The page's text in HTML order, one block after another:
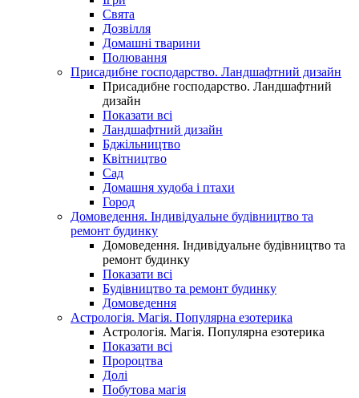
Свята
Дозвілля
Домашні тварини
Полювання
Присадибне господарство. Ландшафтний дизайн
Присадибне господарство. Ландшафтний
дизайн
Показати всі
Ландшафтний дизайн
Бджільництво
Квітництво
Сад
Домашня худоба і птахи
Город
Домоведення. Індивідуальне будівництво та
ремонт будинку
Домоведення. Індивідуальне будівництво та
ремонт будинку
Показати всі
Будівництво та ремонт будинку
Домоведення
Астрологія. Магія. Популярна езотерика
Астрологія. Магія. Популярна езотерика
Показати всі
Пророцтва
Долі
Побутова магія